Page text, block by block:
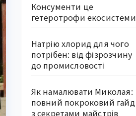
Консументи це
гетеротрофи екосистеми
Натрію хлорид для чого
потрібен: від фізрозчину
до промисловості
Як намалювати Миколая:
повний покроковий гайд
з секретами майстрів